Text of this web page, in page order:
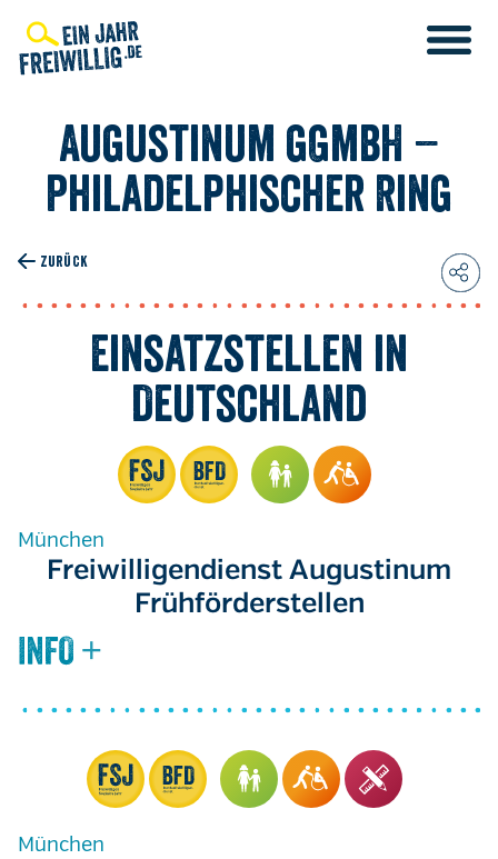
zum
Inhalt
Augustinum gGmbH –
Philadelphischer Ring
ZURÜCK
Einsatzstellen in
Deutschland
München
Freiwilligendienst Augustinum
Frühförderstellen
München